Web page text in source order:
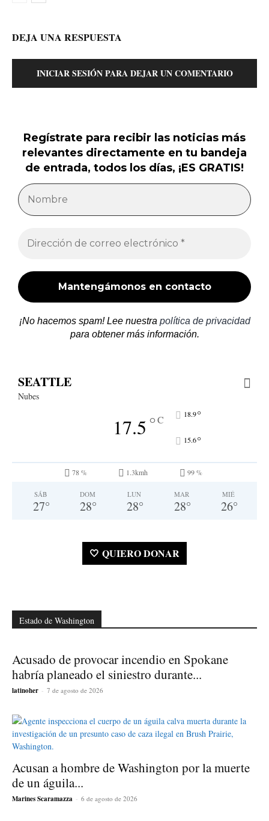
DEJA UNA RESPUESTA
INICIAR SESIÓN PARA DEJAR UN COMENTARIO
Regístrate para recibir las noticias más
relevantes directamente en tu bandeja
de entrada, todos los días, ¡ES GRATIS!
¡No hacemos spam! Lee nuestra política de privacidad
para obtener más información.
SEATTLE
Nubes
17.5°C 18.9°
15.6°
78 % 1.3kmh 99 %
SÁB
27°
DOM
28°
LUN
28°
MAR
28°
MIÉ
26°
🤍 QUIERO DONAR
Estado de Washington
Acusado de provocar incendio en Spokane
habría planeado el siniestro durante...
latinoher - 7 de agosto de 2026
Acusan a hombre de Washington por la muerte
de un águila...
Marines Scaramazza - 6 de agosto de 2026